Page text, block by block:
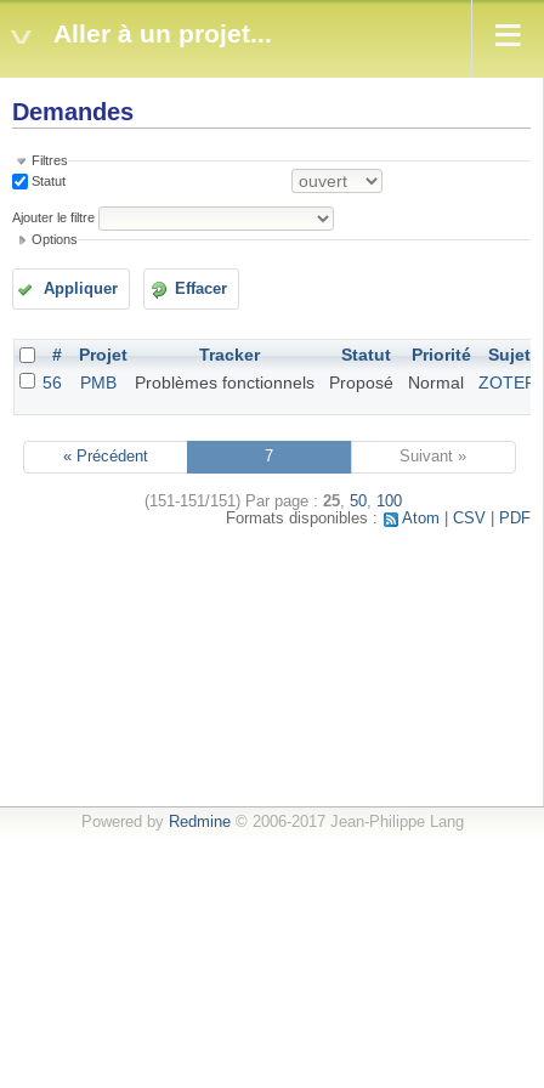
Aller à un projet...
Demandes
Filtres
Statut
Ajouter le filtre
Options
Appliquer Effacer
# Projet Tracker Statut Priorité
Sujet
56
PMB Problèmes fonctionnels Proposé Normal
« Précédent 7 Suivant »
(151-151/151) Par page : 25, 50, 100
Formats disponibles :
Atom CSV PDF
Powered by Redmine© 2006-2017 Jean-Philippe Lang